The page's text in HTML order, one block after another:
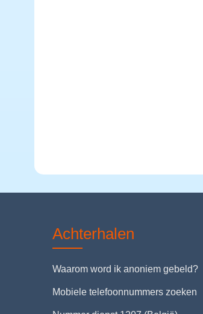
Achterhalen
Waarom word ik anoniem gebeld?
Mobiele telefoonnummers zoeken